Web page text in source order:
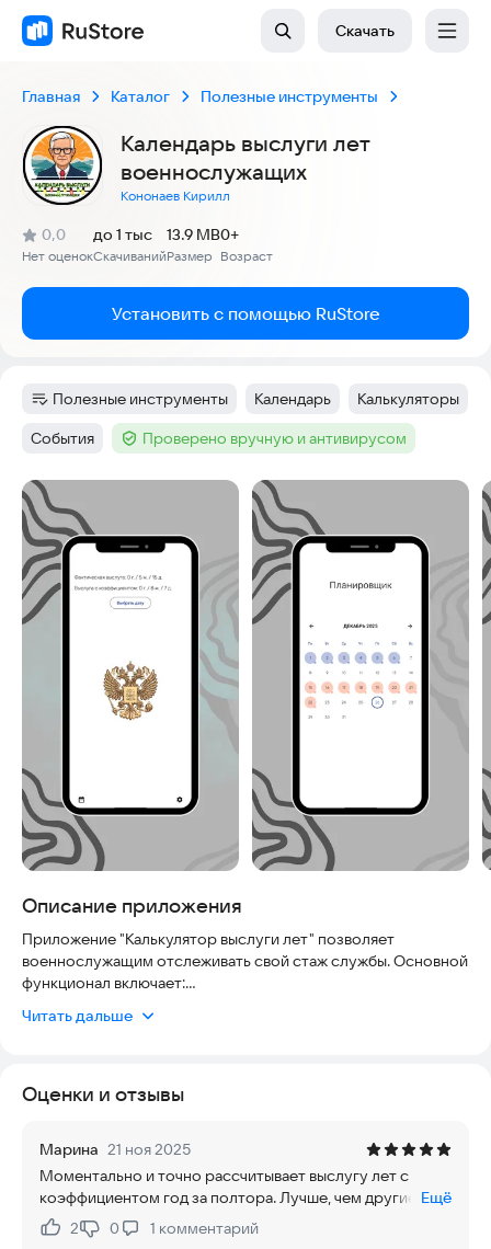
Скачать
Главная Каталог Полезные инструменты
Календарь выслуги лет
военнослужащих
Кононаев Кирилл
Рейтинг:
0,0
(
Нет оценок
)
Скачиваний
до 1 тыс
Размер
13.9 MB
Возраст
0+
Установить с помощью RuStore
Категория:
Полезные инструменты Тег:
Календарь Тег:
Калькуляторы
Тег:
События Тег :Проверено вручную и антивирусом
Скриншоты
Описание приложения
Приложение "Калькулятор выслуги лет" позволяет
военнослужащим отслеживать свой стаж службы. Основной
функционал включает:
— Расчёт фактической выслуги лет с точностью до дней и
— Возможность установить начальную дату начала службы и
— Нижнее меню для быстрого доступа к календарю и
настройкам.
— Календарь для планирования смен/отпусков.
Читать дальше
Оценки и отзывы
Марина 21 ноя 2025
Моментально и точно рассчитывает выслугу лет с
коэффициентом год за полтора. Лучше, чем другие, нет
рекламы, мало весит. Жду дальнейших обновлений!
Ещё
Нравится:
2Не нравится:
0 1 комментарий